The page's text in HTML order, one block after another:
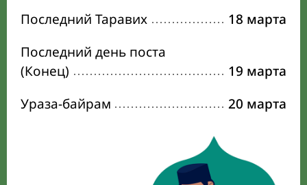
Последний Таравих
18 марта
Последний день поста
(Конец)
19 марта
Ураза-байрам
20 марта